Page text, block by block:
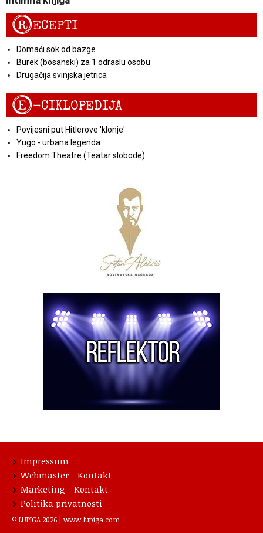
RECEPTI
Domaći sok od bazge
Burek (bosanski) za 1 odraslu osobu
Drugačija svinjska jetrica
E-CIKLOPEDIJA
Povijesni put Hitlerove 'klonje'
Yugo - urbana legenda
Freedom Theatre (Teatar slobode)
Impressum
Webmaster - Kontakt
Marketing - Kontakt
Politika privatnosti
© LUPIGA 2026 | www.lupiga.com